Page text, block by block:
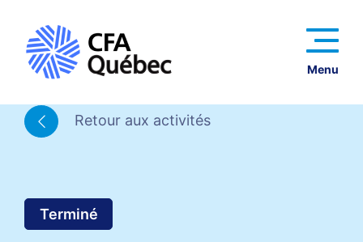
Menu
Retour aux activités
Terminé